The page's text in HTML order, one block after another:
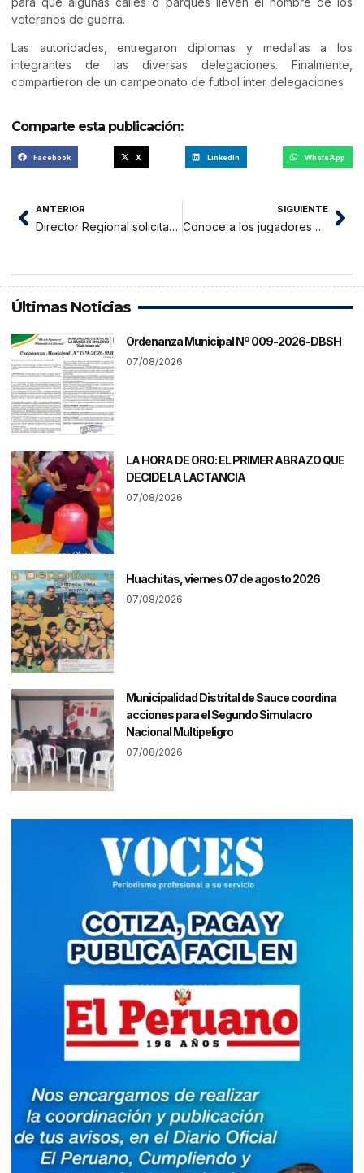
veteranos de guerra.
Las autoridades, entregaron diplomas y medallas a los
integrantes de las diversas delegaciones. Finalmente,
compartieron de un campeonato de futbol inter delegaciones
Comparte esta publicación:
Facebook X LinkedIn WhatsApp
ANTERIOR
Director Regional solicitará ampliación de presupuesto para impulsar el turismo
SIGUIENTE
Conoce a los jugadores que jugarán pretemporada en Unión Comercio
Últimas Noticias
Ordenanza Municipal Nº 009-2026-DBSH
07/08/2026
LA HORA DE ORO: EL PRIMER ABRAZO QUE
DECIDE LA LACTANCIA
07/08/2026
Huachitas, viernes 07 de agosto 2026
07/08/2026
Municipalidad Distrital de Sauce coordina
acciones para el Segundo Simulacro
Nacional Multipeligro
07/08/2026